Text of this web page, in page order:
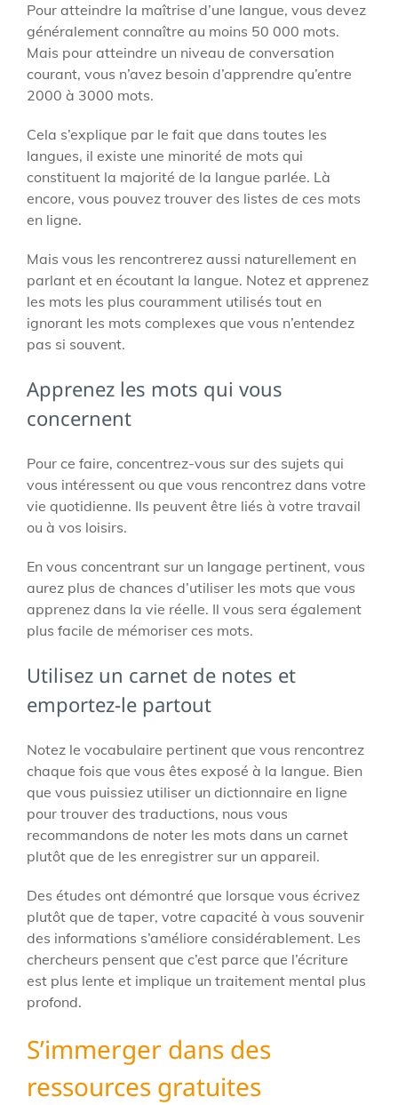
Pour atteindre la maîtrise d’une langue, vous devez
généralement connaître au moins 50 000 mots.
Mais pour atteindre un niveau de conversation
courant, vous n’avez besoin d’apprendre qu’entre
2000 à 3000 mots.
Cela s’explique par le fait que dans toutes les
langues, il existe une minorité de mots qui
constituent la majorité de la langue parlée. Là
encore, vous pouvez trouver des listes de ces mots
en ligne.
Mais vous les rencontrerez aussi naturellement en
parlant et en écoutant la langue. Notez et apprenez
les mots les plus couramment utilisés tout en
ignorant les mots complexes que vous n’entendez
pas si souvent.
Apprenez les mots qui vous
concernent
Pour ce faire, concentrez-vous sur des sujets qui
vous intéressent ou que vous rencontrez dans votre
vie quotidienne. Ils peuvent être liés à votre travail
ou à vos loisirs.
En vous concentrant sur un langage pertinent, vous
aurez plus de chances d’utiliser les mots que vous
apprenez dans la vie réelle. Il vous sera également
plus facile de mémoriser ces mots.
Utilisez un carnet de notes et
emportez-le partout
Notez le vocabulaire pertinent que vous rencontrez
chaque fois que vous êtes exposé à la langue. Bien
que vous puissiez utiliser un dictionnaire en ligne
pour trouver des traductions, nous vous
recommandons de noter les mots dans un carnet
plutôt que de les enregistrer sur un appareil.
Des études ont démontré que lorsque vous écrivez
plutôt que de taper, votre capacité à vous souvenir
des informations s’améliore considérablement. Les
chercheurs pensent que c’est parce que l’écriture
est plus lente et implique un traitement mental plus
profond.
S’immerger dans des
ressources gratuites